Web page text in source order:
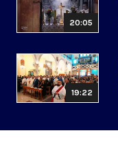
20:05
19:22